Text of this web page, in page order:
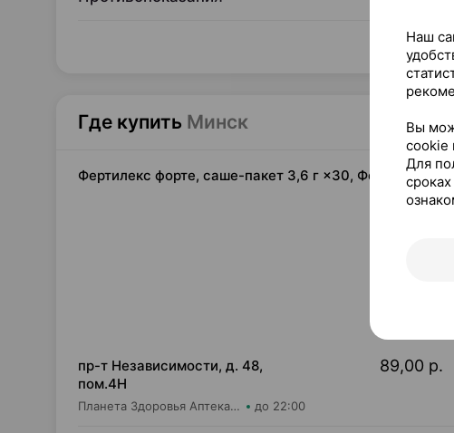
Где купить Минск
Фертилекс форте, саше-пакет 3,6 г ×30, Фортекс
пр-т Независимости, д. 48,
пом.4Н
Планета Здоровья Аптека №28 ООО Аптека №1 до 22:00
89,00 р.
Наш
Вы
cookie
Для